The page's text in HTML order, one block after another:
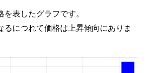
表したグラフです。
るにつれて価格は上昇傾向にありま